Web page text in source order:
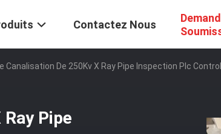
Contactez Nous
Canalisation De 250Kv X Ray Pipe Inspection Plc
Pipe